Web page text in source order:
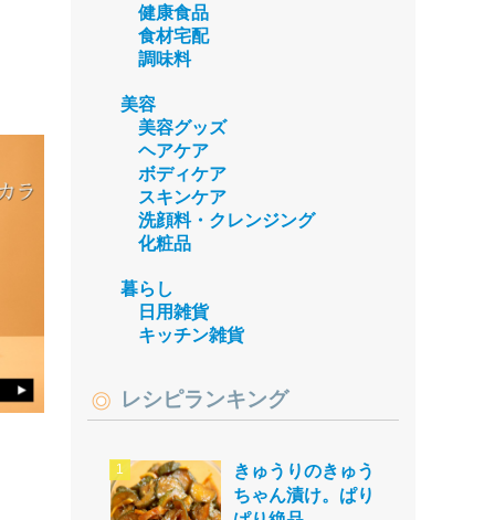
健康食品
食材宅配
調味料
美容
美容グッズ
ヘアケア
ボディケア
スキンケア
洗顔料・クレンジング
化粧品
暮らし
日用雑貨
キッチン雑貨
レシピランキング
きゅうりのきゅう
ちゃん漬け。ぱり